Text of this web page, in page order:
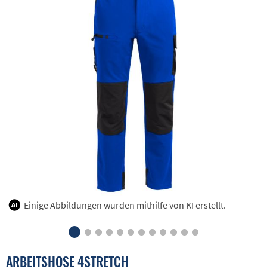
Einige Abbildungen wurden mithilfe von KI erstellt.
ARBEITSHOSE 4STRETCH